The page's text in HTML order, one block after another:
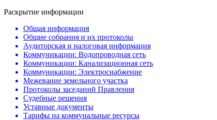
Раскрытие информации
Общая информация
Общие собрания и их протоколы
Аудиторская и налоговая информация
Коммуникации: Водопроводная сеть
Коммуникации: Канализационная сеть
Коммуникации: Электроснабжение
Межевание земельного участка
Протоколы заседаний Правления
Судебные решения
Уставные документы
Тарифы на коммунальные ресурсы